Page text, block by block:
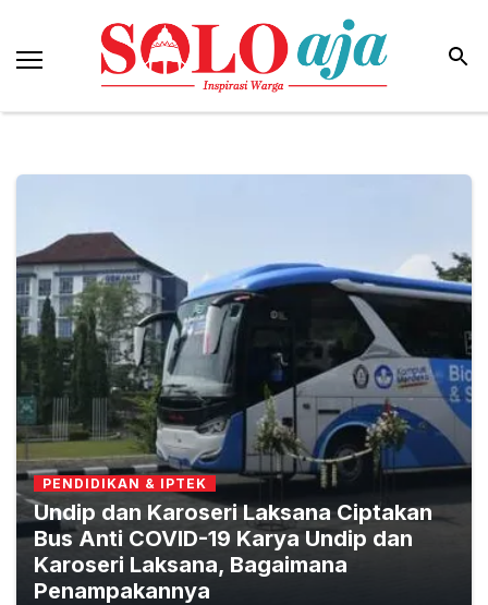
PENDIDIKAN & IPTEK
Undip dan Karoseri Laksana Ciptakan
Bus Anti COVID-19 Karya Undip dan
Karoseri Laksana, Bagaimana
Penampakannya